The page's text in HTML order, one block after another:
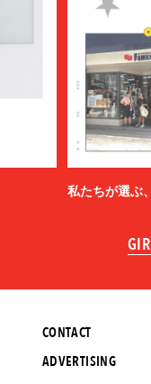
私たちが選ぶ
CONTACT
ADVERTISING